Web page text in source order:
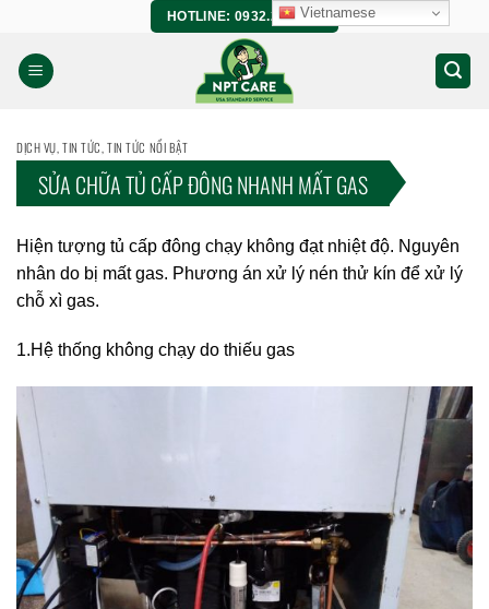
nội
dung
HOTLINE: 0932.266.458
DỊCH VỤ ,TIN TỨC ,TIN TỨC NỔI BẬT
SỬA CHỮA TỦ CẤP ĐÔNG NHANH MẤT GAS
Hiện tượng tủ cấp đông chạy không đạt nhiệt độ. Nguyên
nhân do bị mất gas. Phương án xử lý nén thử kín để xử lý
chỗ xì gas.
1.Hệ thống không chạy do thiếu gas
Vietnamese